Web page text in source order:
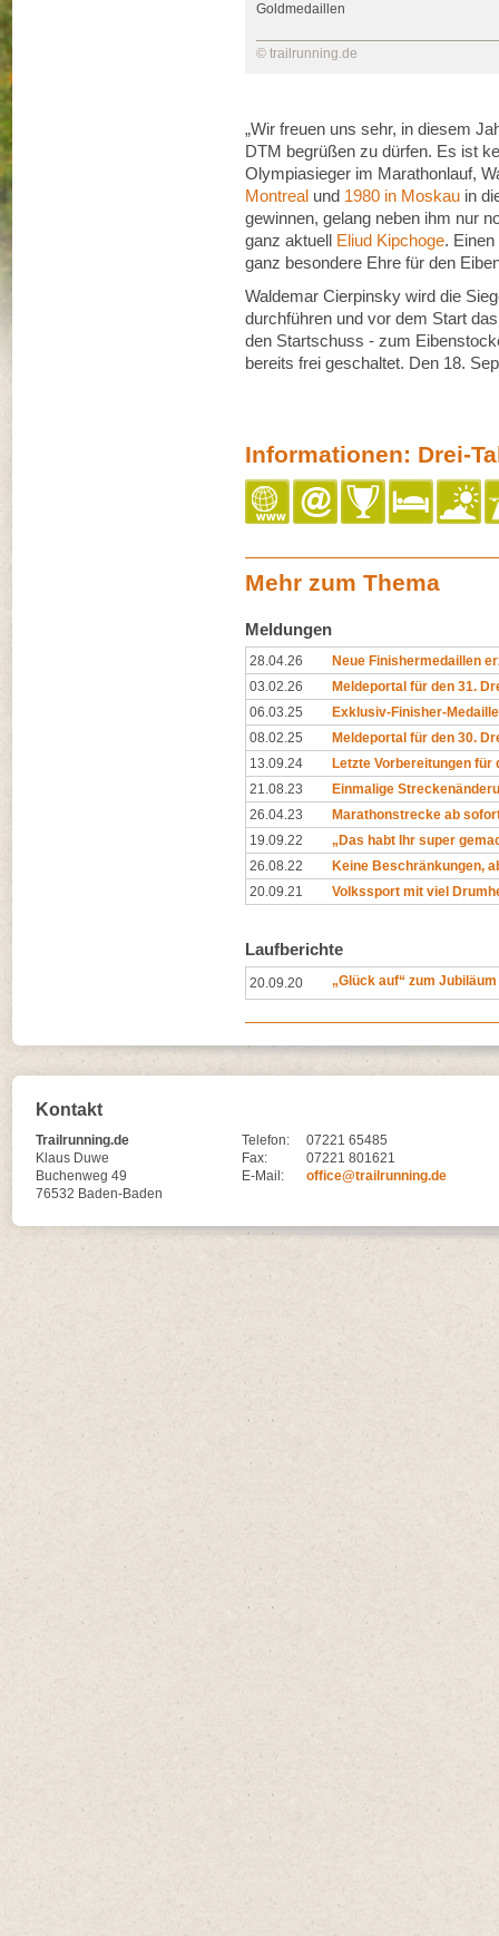
Goldmedaillen
© trailrunning.de
„Wir freuen uns sehr, in diesem
DTM begrüßen zu dürfen. Es ist
Olympiasieger im Marathonlauf,
Montreal und 1980 in Moskau in
gewinnen, gelang neben ihm nur
ganz aktuell Eliud Kipchoge.
ganz besondere Ehre für den
Waldemar Cierpinsky wird die
durchführen und vor dem Start
den Startschuss - zum
bereits frei geschaltet. Den 18.
Informationen: Drei-
Mehr zum Thema
Meldungen
28.04.26
Neue Finishermedaillen
03.02.26
Meldeportal für den 31.
06.03.25
Exklusiv-Finisher-
08.02.25
Meldeportal für den 30.
13.09.24
Letzte Vorbereitungen
21.08.23
Einmalige
26.04.23
Marathonstrecke ab
19.09.22
„Das habt Ihr super
26.08.22
Keine Beschränkungen,
20.09.21
Volkssport mit viel
Laufberichte
20.09.20 „Glück auf“ zum Jubiläum
Kontakt
Trailrunning.de
Klaus Duwe
Buchenweg 49
76532 Baden-Baden
Telefon:
07221 65485
Fax:
07221 801621
E-Mail:
office@trailrunning.de